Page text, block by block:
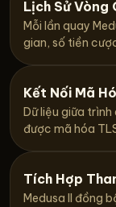
Lịch Sử Vòng
Mỗi lần quay
gian, số tiền
Kết Nối Mã
Dữ liệu giữa trình
được mã hóa
Tích Hợp
Medusa II đồng